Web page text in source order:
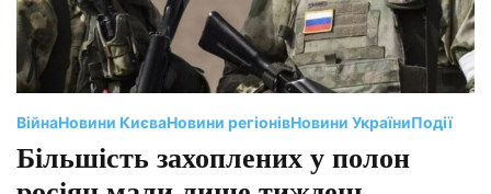
и
й
ч
а
с
ч
и
т
а
н
ВійнаНовини КиєваНовини регіонівНовини УкраїниПодії
Більшість захоплених у полон